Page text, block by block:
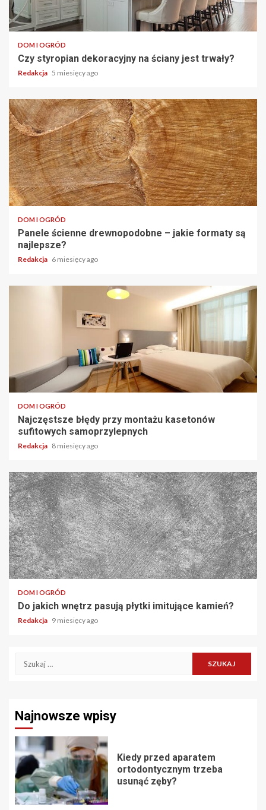
DOM I OGRÓD
Czy styropian dekoracyjny na ściany jest trwały?
Redakcja 5 miesięcy ago
DOM I OGRÓD
Panele ścienne drewnopodobne – jakie formaty są
najlepsze?
Redakcja 6 miesięcy ago
DOM I OGRÓD
Najczęstsze błędy przy montażu kasetonów
sufitowych samoprzylepnych
Redakcja 8 miesięcy ago
DOM I OGRÓD
Do jakich wnętrz pasują płytki imitujące kamień?
Redakcja 9 miesięcy ago
Szukaj:
Najnowsze wpisy
Kiedy przed aparatem
ortodontycznym trzeba
usunąć zęby?